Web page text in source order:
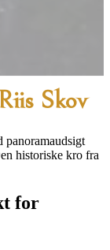
Skov
panoramaudsigt
historiske kro fra
for